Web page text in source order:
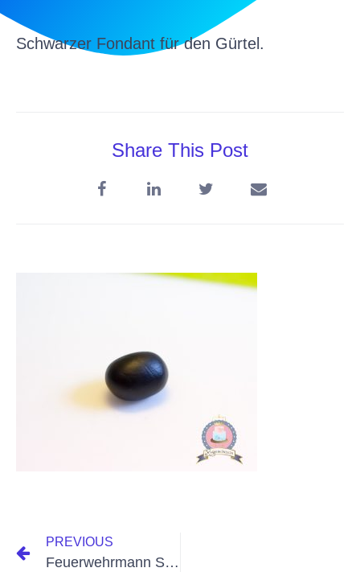
Schwarzer Fondant für den Gürtel.
Share This Post
PREVIOUS
Feuerwehrmann Sam Party